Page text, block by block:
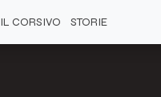
IL CORSIVO STORIE